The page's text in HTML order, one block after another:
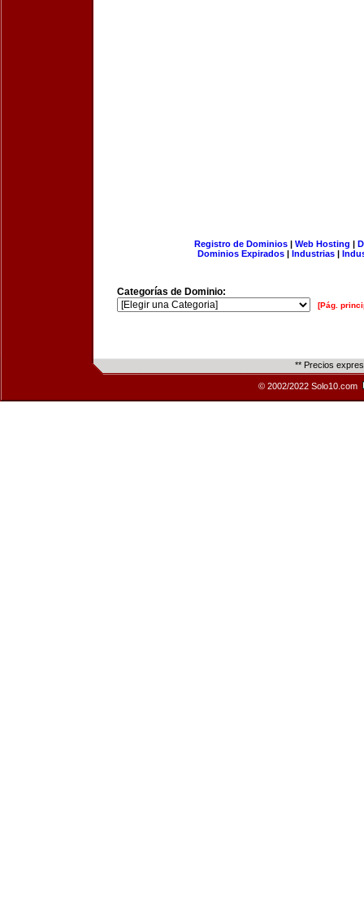
Registro de Dominios| Web Hosting |
Dominios Expirados | Industrias |
Categorías de Dominio:
[Pág.
** Precios
© 2002/2022 Solo10.com